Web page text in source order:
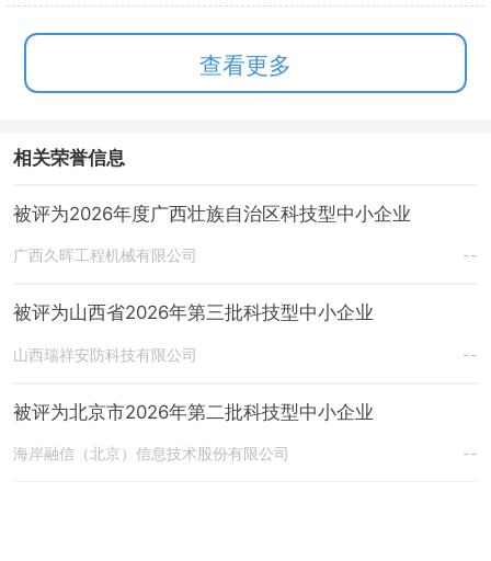
查看更多
相关荣誉信息
被评为2026年度广西壮族自治区科技型中小企业
广西久晖工程机械有限公司 --
被评为山西省2026年第三批科技型中小企业
山西瑞祥安防科技有限公司 --
被评为北京市2026年第二批科技型中小企业
海岸融信（北京）信息技术股份有限公司 --